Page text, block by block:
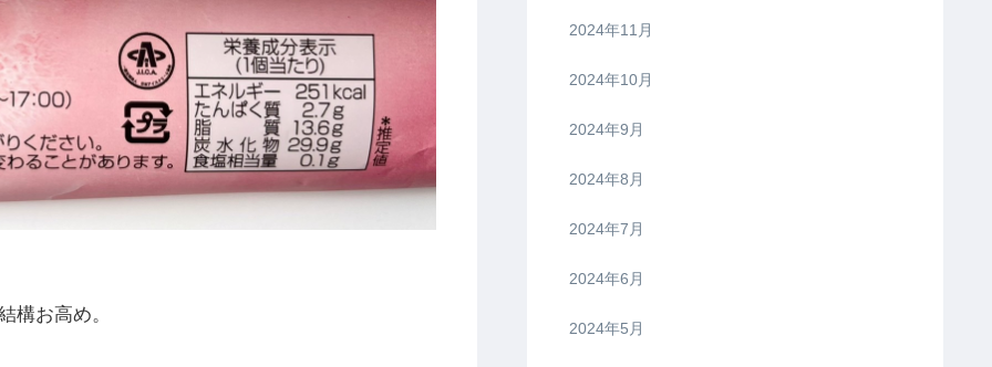
構お高め。
2024年11月
2024年10月
2024年9月
2024年8月
2024年7月
2024年6月
2024年5月